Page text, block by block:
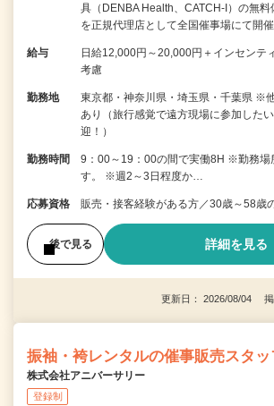
具（DENBA Health、CATCH-I）の無料
を正規代理店として全国催事場にて開
給与
日給12,000円～20,000円＋インセン
考慮
勤務地
東京都・神奈川県・埼玉県・千葉県 ※
あり（旅行感覚で遠方現場に参加した
迎！）
勤務時間
9：00～19：00の間で実働8H ※勤務場
す。 ※週2～3日程度か…
応募資格 販売・接客経験がある方／30歳～58歳
後で見る 詳細を見る
更新日： 2026/08/04 掲
振袖・袴レンタルの催事販売スタッ
株式会社アニバーサリー
登録制